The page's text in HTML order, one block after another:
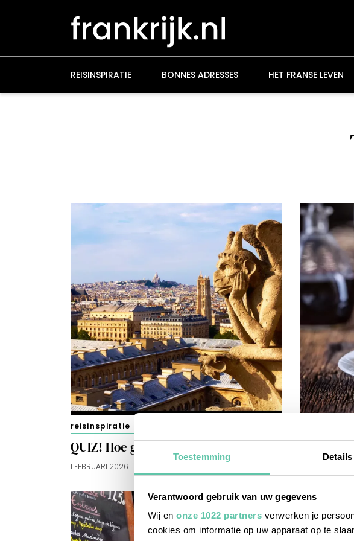
Toestemming Details
Verantwoord gebruik van uw gegevens
Wij en onze 1022 partners verwerken je
cookies om informatie op uw apparaat op te
REISINSPIRATIE BONNES ADRESSES HET FRANSE LEVEN
reisinspiratie
QUIZ! Hoe goed ken jij Parijs?
1 FEBRUARI 2026
goed ken